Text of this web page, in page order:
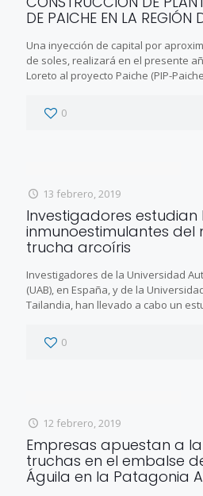
DE PAICHE EN LA REGIÓN
Una inyección de capital por
de soles, realizará en el presente
Loreto al proyecto Paiche (PIP-
0
13 febrero, 2019
Investigadores estudian
inmunoestimulantes del
trucha arcoíris
Investigadores de la Universidad
(UAB), en España, y de la
Tailandia, han llevado a cabo un
0
12 febrero, 2019
Empresas apuestan a
truchas en el embalse
Águila en la Patagonia